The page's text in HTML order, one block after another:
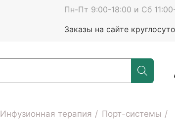
Пн-Пт 9:00-18:00 и Сб
Заказы на сайте
Инфузионная терапия
Порт-системы